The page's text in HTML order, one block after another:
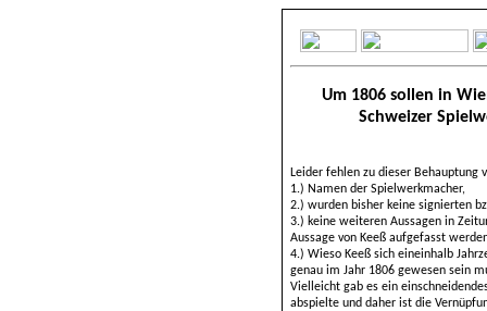
Um 1806 sollen in
Schweizer
Leider fehlen zu dieser Behauptung
1.) Namen der Spielwerkmacher,
2.) wurden bisher keine signierten
3.) keine weiteren Aussagen in
Aussage von Keeß aufgefasst
4.) Wieso Keeß sich eineinhalb
genau im Jahr 1806 gewesen sein
Vielleicht gab es ein
abspielte und daher ist die